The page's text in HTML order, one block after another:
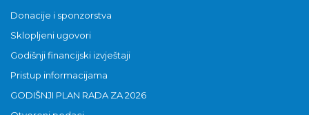
Donacije i sponzorstva
Sklopljeni ugovori
Godišnji financijski izvještaji
Pristup informacijama
GODIŠNJI PLAN RADA ZA 2026